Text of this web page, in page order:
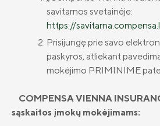
II pensijų pakopa: likti
Investicinis gyvybės
Investavimo kryptys
Rizikų draudimas
ADB „Compensa
Finansų rinkos
Draudimo
Vartotojo ginčai su
Skundų
savitarnos svetainėje:
https://
Prisijungę prie savo
paskyros, atliekant
mokėjimo PRIMINIME
COMPENSA VIENNA
sąskaitos įmokų mokėjimams: